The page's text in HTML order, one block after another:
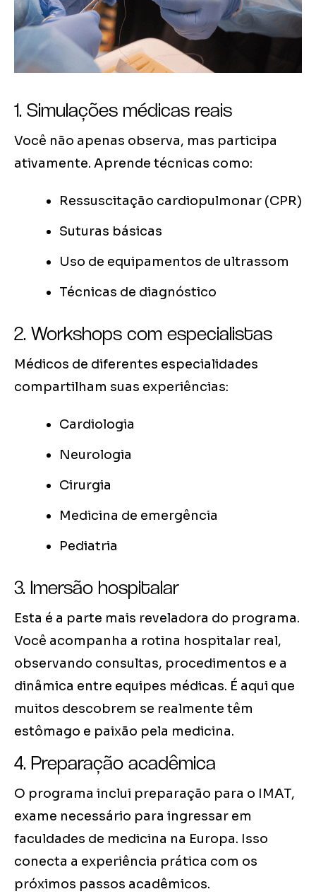
1. Simulações médicas reais
Você não apenas observa, mas participa
ativamente. Aprende técnicas como:
Ressuscitação cardiopulmonar (CPR)
Suturas básicas
Uso de equipamentos de ultrassom
Técnicas de diagnóstico
2. Workshops com especialistas
Médicos de diferentes especialidades
compartilham suas experiências:
Cardiologia
Neurologia
Cirurgia
Medicina de emergência
Pediatria
3. Imersão hospitalar
Esta é a parte mais reveladora do programa.
Você acompanha a rotina hospitalar real,
observando consultas, procedimentos e a
dinâmica entre equipes médicas. É aqui que
muitos descobrem se realmente têm
estômago e paixão pela medicina.
4. Preparação acadêmica
O programa inclui preparação para o IMAT,
exame necessário para ingressar em
faculdades de medicina na Europa. Isso
conecta a experiência prática com os
próximos passos acadêmicos.